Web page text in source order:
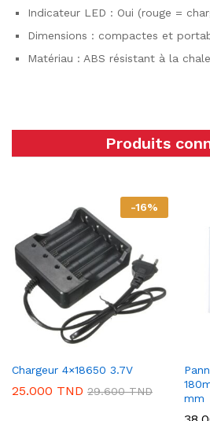
Indicateur LED : Oui (rouge =
Dimensions : compactes et
Matériau : ABS résistant à la
Produits
-16%
Chargeur 4×18650 3.7V
25.000 TND 29.600TND
mm